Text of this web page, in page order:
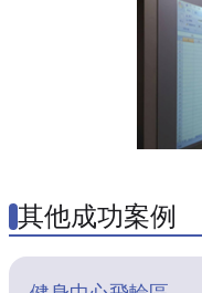
其他成功案例